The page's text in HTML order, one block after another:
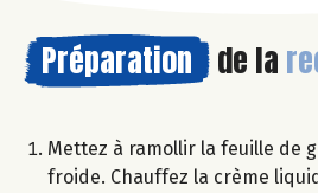
Préparation de la
Mettez à ramollir la feuille de
froide. Chauffez la crème